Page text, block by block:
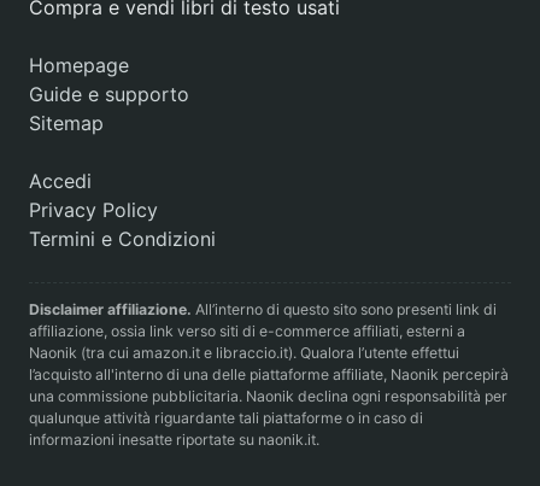
Compra e vendi libri di testo usati
Homepage
Guide e supporto
Sitemap
Accedi
Privacy Policy
Termini e Condizioni